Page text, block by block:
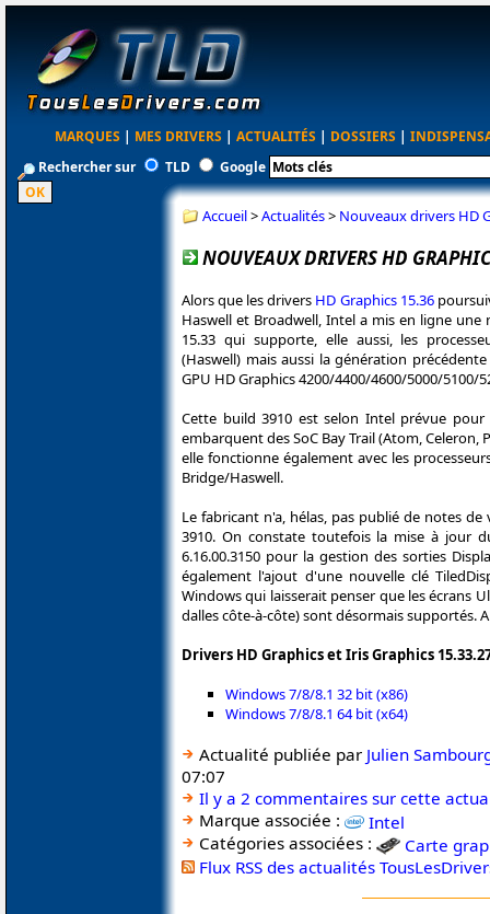
MARQUES | MES DRIVERS | ACTUALITÉS | DOSSIERS |
Rechercher sur
TLD Google
Accueil>Actualités> Nouveaux drivers HD
NOUVEAUX DRIVERS HD
Alors que les drivers HD Graphics 15.36
Haswell et Broadwell, Intel a mis en ligne
15.33 qui supporte, elle aussi, les
(Haswell) mais aussi la génération
GPU HD Graphics 4200/4400/4600/5000/5100/
Cette build 3910 est selon Intel prévue
embarquent des SoC Bay Trail (Atom,
elle fonctionne également avec les
Bridge/Haswell.
Le fabricant n'a, hélas, pas publié de notes
3910. On constate toutefois la mise à jour
6.16.00.3150 pour la gestion des sorties
également l'ajout d'une nouvelle clé
Windows qui laisserait penser que les écrans
dalles côte-à-côte) sont désormais supportés.
Drivers HD Graphics et Iris Graphics
Windows 7/8/8.1 32 bit (x86)
Windows 7/8/8.1 64 bit (x64)
Actualité publiée par Julien
07:07
Il y a 2 commentaires sur cette
Marque associée :
Intel
Catégories associées :
Carte
Flux RSS des actualités